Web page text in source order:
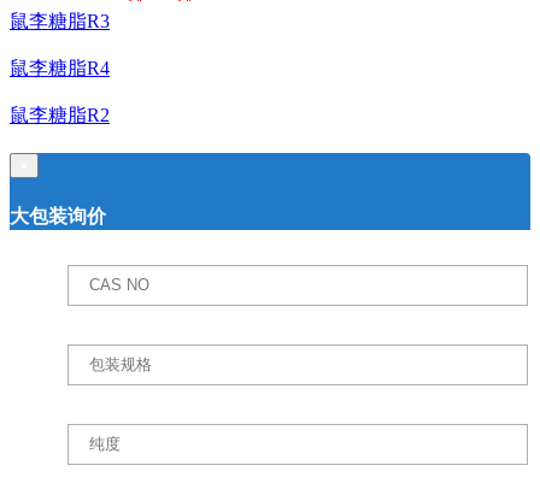
鼠李糖脂R3
鼠李糖脂R4
鼠李糖脂R2
大包装询价